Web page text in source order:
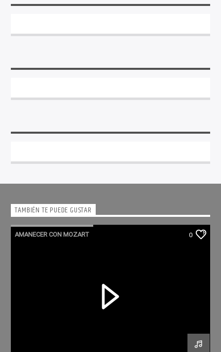
TAMBIÉN TE PUEDE GUSTAR
AMANECER CON MOZART 0